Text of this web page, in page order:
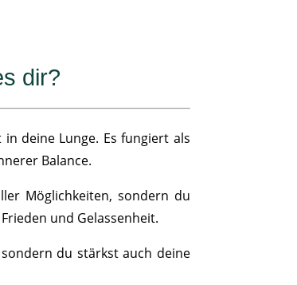
dir?
deine Lunge. Es fungiert als
Balance.
Möglichkeiten, sondern du
und Gelassenheit.
du stärkst auch deine